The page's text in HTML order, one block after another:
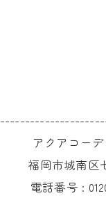
アクアコー
福岡市城南区
電話番号 :